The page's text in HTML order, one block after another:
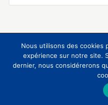
Club
Culture
Nous utilisons des cookies
expérience sur notre site.
dernier, nous considérerons